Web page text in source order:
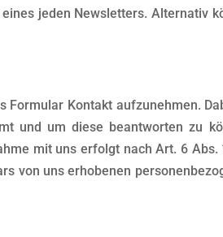
jeden Newsletters. Alternativ
Kontakt aufzunehmen.
und um diese beantworten zu
mit uns erfolgt nach Art. 6 Abs.
von uns erhobenen